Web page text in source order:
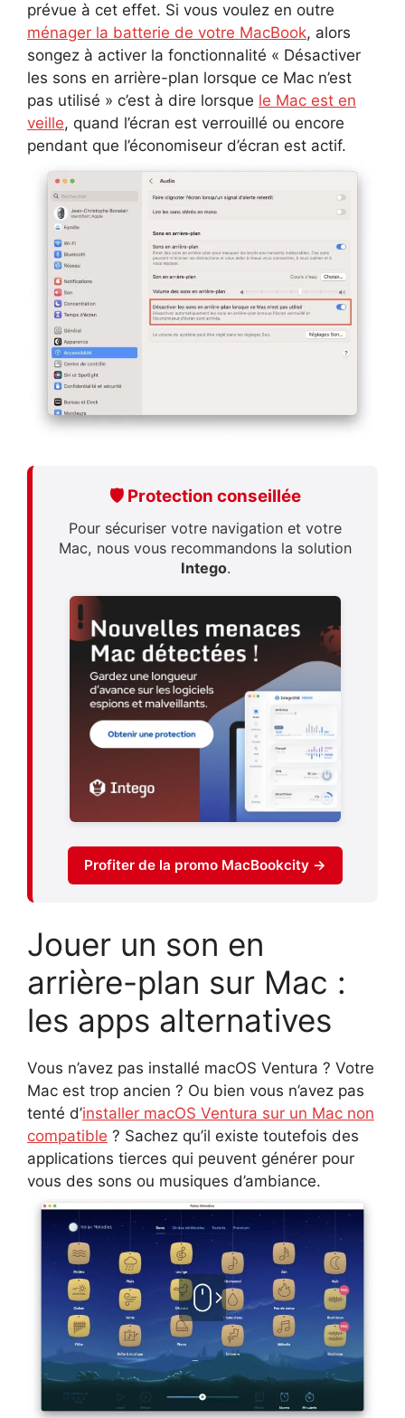
prévue à cet effet. Si vous voulez en outre
ménager la batterie de votre MacBook, alors
songez à activer la fonctionnalité « Désactiver
les sons en arrière-plan lorsque ce Mac n’est
pas utilisé » c’est à dire lorsque le Mac est en
veille, quand l’écran est verrouillé ou encore
pendant que l’économiseur d’écran est actif.
🛡️ Protection conseillée
Pour sécuriser votre navigation et votre
Mac, nous vous recommandons la solution
Intego.
Profiter de la promo MacBookcity →
Jouer un son en
arrière-plan sur Mac :
les apps alternatives
Vous n’avez pas installé macOS Ventura ? Votre
Mac est trop ancien ? Ou bien vous n’avez pas
tenté d’installer macOS Ventura sur un Mac non
compatible ? Sachez qu’il existe toutefois des
applications tierces qui peuvent générer pour
vous des sons ou musiques d’ambiance.